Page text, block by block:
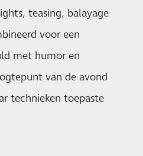
teasing, balayage
voor een
met humor en
van de avond
technieken toepaste